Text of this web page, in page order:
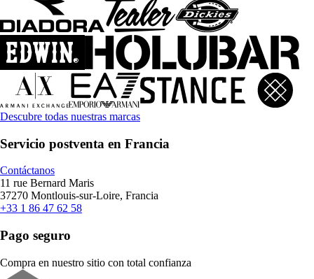
Descubre todas nuestras marcas
Servicio postventa en Francia
Contáctanos
11 rue Bernard Maris
37270 Montlouis-sur-Loire, Francia
+33 1 86 47 62 58
Pago seguro
Compra en nuestro sitio con total confianza